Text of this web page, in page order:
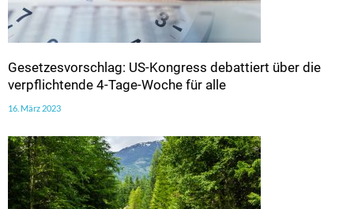
Gesetzesvorschlag: US-Kongress debattiert über die
verpflichtende 4-Tage-Woche für alle
16. März 2023